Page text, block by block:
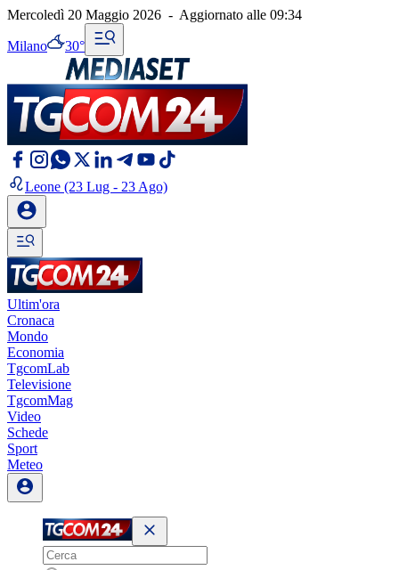
Mercoledì 20 Maggio 2026 - Aggiornato alle 09:34
Milano 30°
Leone (23 Lug - 23 Ago)
Ultim'ora
Cronaca
Mondo
Economia
TgcomLab
Televisione
TgcomMag
Video
Schede
Sport
Meteo